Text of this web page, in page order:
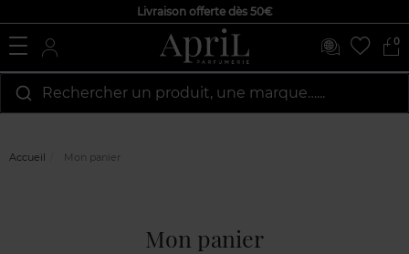
Livraison offerte dès 50€
0
Rechercher un produit, une marque…...
Accueil Mon panier
Mon panier